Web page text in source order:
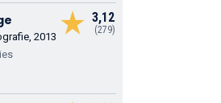
3,12
(279)
2013